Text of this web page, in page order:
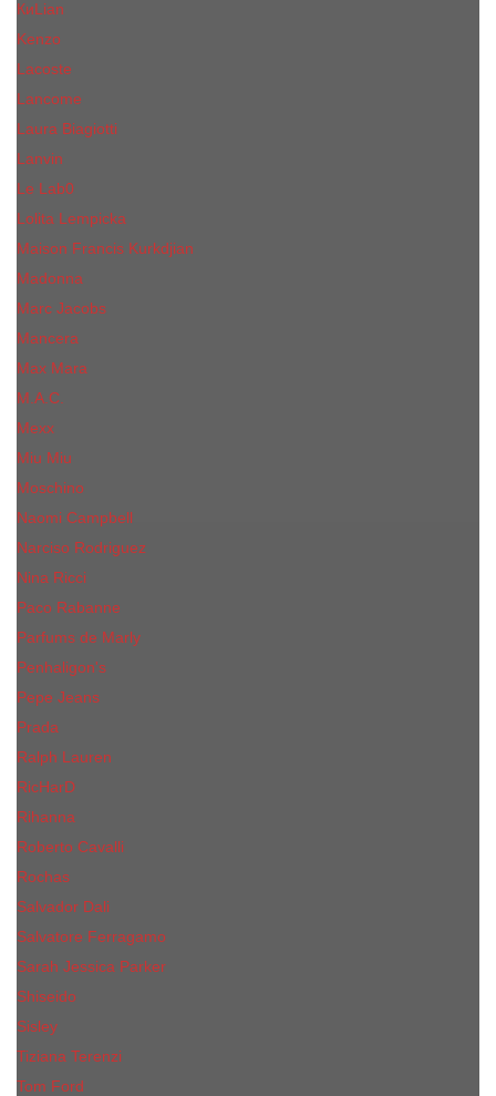
КиLian
Kenzo
Lacoste
Lancome
Laura Biagiotti
Lanvin
Lе Lab0
Lolita Lempicka
Maison Francis Kurkdjian
Madonna
Marc Jacobs
Mancera
Max Mara
M.А.C.
Mexx
Miu Miu
Mоsсhino
Naomi Campbell
Narciso Rodriguez
Nina Ricci
Paco Rabanne
Parfums de Marly
Penhaligon's
Pepe Jeans
Prada
Ralph Lauren
RicHarD
Rihanna
Roberto Cavalli
Rochas
Salvador Dali
Salvatore Ferragamo
Sarah Jessica Parker
Shiseido
Sisley
Tiziana Terenzi
Tom Ford